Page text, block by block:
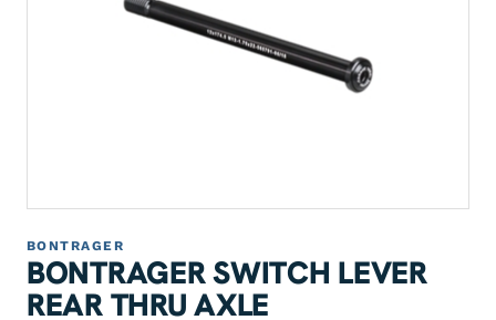
BONTRAGER
BONTRAGER SWITCH LEVER
REAR THRU AXLE